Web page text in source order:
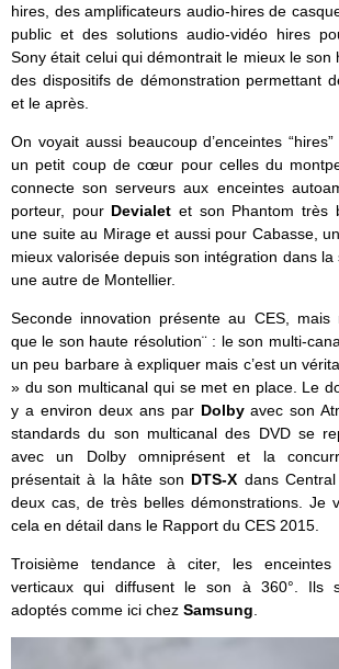
hires, des amplificateurs audio-hires de
public et des solutions audio-vidéo hires
Sony était celui qui démontrait le mieux le son
des dispositifs de démonstration permettant
et le après.
On voyait aussi beaucoup d’enceintes
un petit coup de cœur pour celles du
connecte son serveurs aux enceintes
porteur, pour Devialet et son Phantom très
une suite au Mirage et aussi pour Cabasse,
mieux valorisée depuis son intégration dans la
une autre de Montellier.
Seconde innovation présente au CES, mais
que le son haute résolution¨ : le son multi-
un peu barbare à expliquer mais c’est un
» du son multicanal qui se met en place. Le
y a environ deux ans par Dolbyavec son
standards du son multicanal des DVD se
avec un Dolby omniprésent et la
présentait à la hâte son DTS-X dans
deux cas, de très belles démonstrations. Je
cela en détail dans le Rapport du CES 2015.
Troisième tendance à citer, les enceintes
verticaux qui diffusent le son à 360°. Ils
adoptés comme ici chez Samsung.